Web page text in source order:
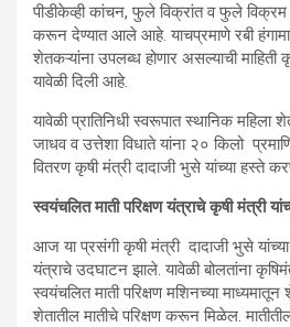
पीडीकेव्ही कांचन, फुले विक्रांत व फुले विक्रम
करून देण्यात आले आहे. याचप्रमाणे रबी
शेतकऱ्यांना उपलब्ध होणार असल्याची माहिती
यावेळी दिली आहे.
यावेळी प्रातिनिधी स्वरूपात स्थानिक महिला
जाधव व उत्तेशा विधाते यांना २० किलो
वितरण कृषी मंत्री दादाजी भुसे यांच्या हस्ते
स्वयंचलित माती परिक्षण यंत्राचे कृषी मंत्री
आज या प्रसंगी कृषी मंत्री दादाजी भुसे
यंत्राचे उदघाटन झाले. यावेळी बोलतांना
स्वयंचलित माती परिक्षण मशिनच्या माध्यमातून
शेतातील मातीचे परिक्षण करून मिळेल.